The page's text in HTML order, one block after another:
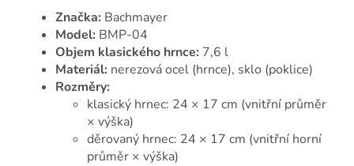
Značka: Bachmayer
Model: BMP-04
Objem klasického hrnce: 7,6 l
Materiál: nerezová ocel (hrnce), sklo (poklice)
Rozměry:
klasický hrnec: 24 × 17 cm (vnitřní průměr
× výška)
děrovaný hrnec: 24 × 17 cm (vnitřní horní
průměr × výška)